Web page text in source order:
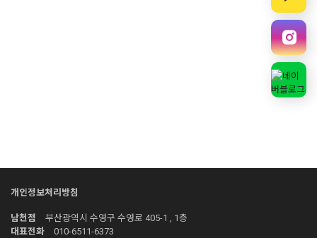
개인정보처리방침
남천점 부산광역시 수영구 수영로 405-1 , 1층
|
대표전화
010-6511-6373